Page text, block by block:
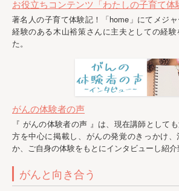
お役立ちコンテンツ「わたしの子育て体
著名人の子育て体験記！「home」にてメジャーデビュー、紅白出場
経験のある木山裕策さんに主夫としての経
た。
がんの体験者の声
『 がんの体験者の声 』は、現在講師として
方を中心に掲載し、がんの発覚のきっかけ
か、ご自身の体験をもとにインタビューし紹介
がんと向き合う